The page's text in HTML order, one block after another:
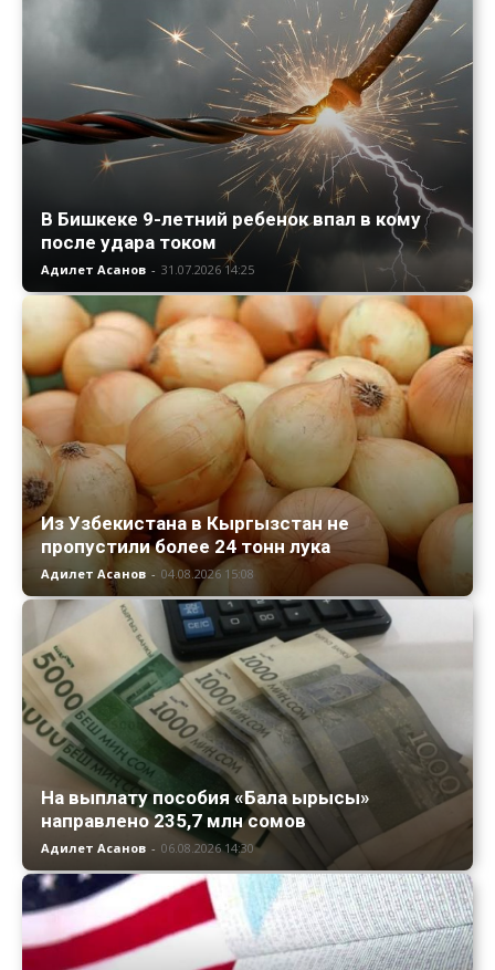
В Бишкеке 9-летний ребенок впал в кому
после удара током
Адилет Асанов - 31.07.2026 14:25
Из Узбекистана в Кыргызстан не
пропустили более 24 тонн лука
Адилет Асанов - 04.08.2026 15:08
На выплату пособия «Бала ырысы»
направлено 235,7 млн сомов
Адилет Асанов - 06.08.2026 14:30